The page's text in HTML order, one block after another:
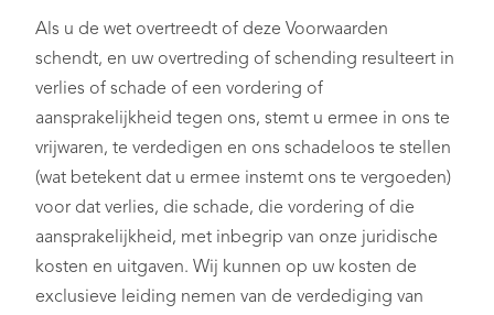
Als u de wet overtreedt of deze Voorwaarden
schendt, en uw overtreding of schending resulteert in
verlies of schade of een vordering of
aansprakelijkheid tegen ons, stemt u ermee in ons te
vrijwaren, te verdedigen en ons schadeloos te stellen
(wat betekent dat u ermee instemt ons te vergoeden)
voor dat verlies, die schade, die vordering of die
aansprakelijkheid, met inbegrip van onze juridische
kosten en uitgaven. Wij kunnen op uw kosten de
exclusieve leiding nemen van de verdediging van